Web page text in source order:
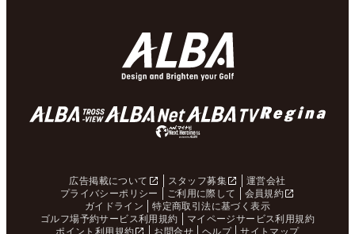
広告掲載について スタッフ募集
運営会社
プライバシーポリシー
ご利用に際して
会員規約
ガイドライン
特定商取引法に基づく表示
ゴルフ場予約サービス利用規約
マイページサービス利用規約
ポイント利用規約
お問合せ ヘルプ サイトマップ